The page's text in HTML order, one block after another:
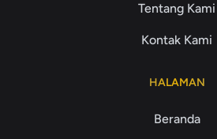
Tentang Kami
Kontak Kami
HALAMAN
Beranda